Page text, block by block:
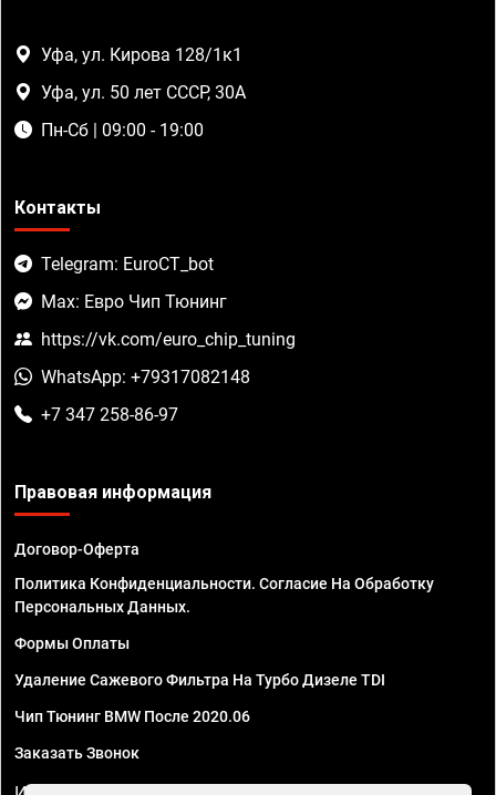
Уфа, ул. Кирова 128/1к1
Уфа, ул. 50 лет СССР, 30А
Пн-Сб | 09:00 - 19:00
Контакты
Telegram: EuroCT_bot
Max: Евро Чип Тюнинг
https://vk.com/euro_chip_tuning
WhatsApp: +79317082148
+7 347 258-86-97
Правовая информация
Договор-Оферта
Политика Конфиденциальности. Согласие На Обработку
Персональных Данных.
Формы Оплаты
Удаление Сажевого Фильтра На Турбо Дизеле TDI
Чип Тюнинг BMW После 2020.06
Заказать Звонок